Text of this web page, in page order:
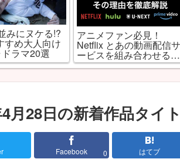
みにヌケる!?
すめ大人向け
ラマ20選
アニメファン必見！
Netflix とあの動画配信サ
ービスを組み合わせると
最強だった件
月28日の新着作品タイ
Facebook 0 はてブ